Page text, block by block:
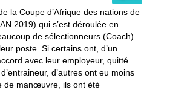
la Coupe d’Afrique des nations de
2019) qui s’est déroulée en
de sélectionneurs (Coach)
poste. Si certains ont, d’un
avec leur employeur, quitté
d’autres ont eu moins
de manœuvre, ils ont été